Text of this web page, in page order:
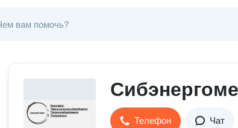
Телефон Чат